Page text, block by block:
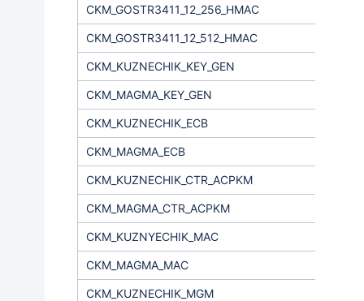
CKM_GOSTR3411_12_256_HMAC
CKM_GOSTR3411_12_512_HMAC
CKM_KUZNECHIK_KEY_GEN
CKM_MAGMA_KEY_GEN
CKM_KUZNECHIK_ECB
CKM_MAGMA_ECB
CKM_KUZNECHIK_CTR_ACPKM
CKM_MAGMA_CTR_ACPKM
CKM_KUZNYECHIK_MAC
CKM_MAGMA_MAC
CKM_KUZNECHIK_MGM